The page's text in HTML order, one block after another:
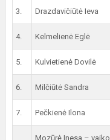
3. Drazdavičiūtė Ieva
4. Kelmelienė Eglė
5. Kulvietienė Dovilė
6. Milčiūtė Sandra
7. Pečkienė Ilona
Mozūrė Inesa – vaiko